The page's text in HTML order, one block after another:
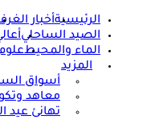
الرئيسيةأخبار
الصيد الساحلي
الماء والمحيط
المزيد
أسواق
معاهد
تهانئ عيد